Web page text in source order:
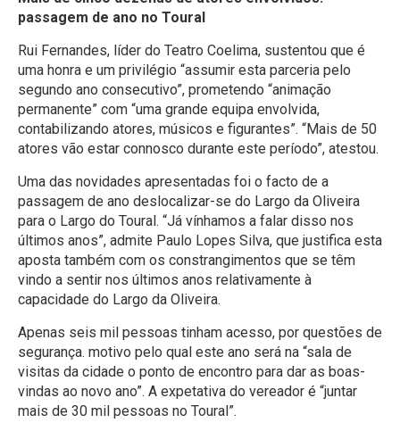
passagem de ano no Toural
Rui Fernandes, líder do Teatro Coelima, sustentou que é
uma honra e um privilégio “assumir esta parceria pelo
segundo ano consecutivo”, prometendo “animação
permanente” com “uma grande equipa envolvida,
contabilizando atores, músicos e figurantes”. “Mais de 50
atores vão estar connosco durante este período”, atestou.
Uma das novidades apresentadas foi o facto de a
passagem de ano deslocalizar-se do Largo da Oliveira
para o Largo do Toural. “Já vínhamos a falar disso nos
últimos anos”, admite Paulo Lopes Silva, que justifica esta
aposta também com os constrangimentos que se têm
vindo a sentir nos últimos anos relativamente à
capacidade do Largo da Oliveira.
Apenas seis mil pessoas tinham acesso, por questões de
segurança. motivo pelo qual este ano será na “sala de
visitas da cidade o ponto de encontro para dar as boas-
vindas ao novo ano”. A expetativa do vereador é “juntar
mais de 30 mil pessoas no Toural”.